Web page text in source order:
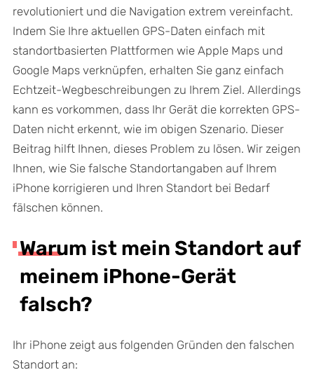
revolutioniert und die Navigation extrem vereinfacht.
Indem Sie Ihre aktuellen GPS-Daten einfach mit
standortbasierten Plattformen wie Apple Maps und
Google Maps verknüpfen, erhalten Sie ganz einfach
Echtzeit-Wegbeschreibungen zu Ihrem Ziel. Allerdings
kann es vorkommen, dass Ihr Gerät die korrekten GPS-
Daten nicht erkennt, wie im obigen Szenario. Dieser
Beitrag hilft Ihnen, dieses Problem zu lösen. Wir zeigen
Ihnen, wie Sie falsche Standortangaben auf Ihrem
iPhone korrigieren und Ihren Standort bei Bedarf
fälschen können.
Warum ist mein Standort auf
meinem iPhone-Gerät
falsch?
Ihr iPhone zeigt aus folgenden Gründen den falschen
Standort an: